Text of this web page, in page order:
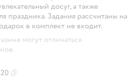
досуг, а также
праздника. Задания рассчитаны на
в комплект не входит.
могут отличаться